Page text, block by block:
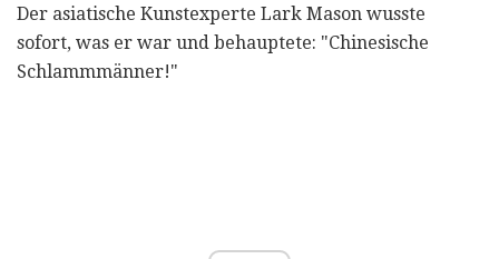
Der asiatische Kunstexperte Lark Mason wusste
sofort, was er war und behauptete: "Chinesische
Schlammmänner!"